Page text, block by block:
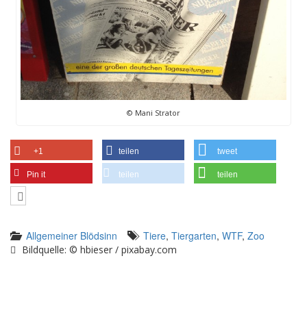
© Mani Strator
+1 teilen tweet
Pin it teilen teilen
Allgemeiner Blödsinn Tiere, Tiergarten, WTF, Zoo
Bildquelle: © hbieser / pixabay.com